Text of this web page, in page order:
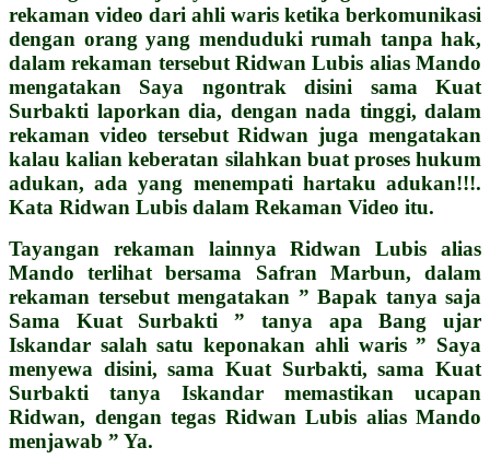
rekaman video dari ahli waris ketika berkomunikasi
dengan orang yang menduduki rumah tanpa hak,
dalam rekaman tersebut Ridwan Lubis alias Mando
mengatakan Saya ngontrak disini sama Kuat
Surbakti laporkan dia, dengan nada tinggi, dalam
rekaman video tersebut Ridwan juga mengatakan
kalau kalian keberatan silahkan buat proses hukum
adukan, ada yang menempati hartaku adukan!!!.
Kata Ridwan Lubis dalam Rekaman Video itu.
Tayangan rekaman lainnya Ridwan Lubis alias
Mando terlihat bersama Safran Marbun, dalam
rekaman tersebut mengatakan ” Bapak tanya saja
Sama Kuat Surbakti ” tanya apa Bang ujar
Iskandar salah satu keponakan ahli waris ” Saya
menyewa disini, sama Kuat Surbakti, sama Kuat
Surbakti tanya Iskandar memastikan ucapan
Ridwan, dengan tegas Ridwan Lubis alias Mando
menjawab ” Ya.